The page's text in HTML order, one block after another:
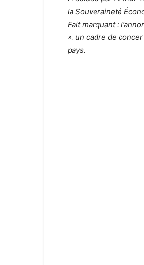
la Souveraineté
Fait marquant :
», un cadre de
pays.